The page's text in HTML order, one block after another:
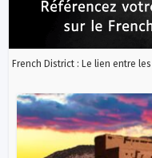
French District : Le lien entre